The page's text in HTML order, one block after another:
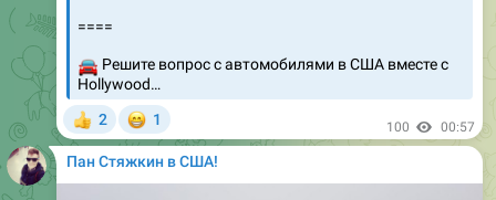
====
Решите вопрос с автомобилями в США вместе с
Hollywood…
2 1 100 00:57
Пан Стяжкин в США!